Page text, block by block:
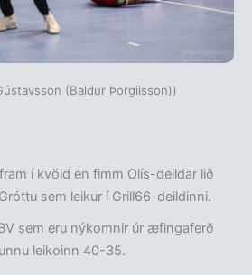
(Baldur Þorgilsson))
í kvöld en fimm Olís-deildar lið
sem leikur í Grill66-deildinni.
sem eru nýkomnir úr æfingaferð
leikoinn 40-35.